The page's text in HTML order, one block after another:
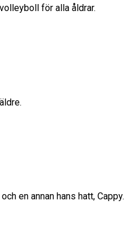
för alla åldrar.
en annan hans hatt, Cappy.